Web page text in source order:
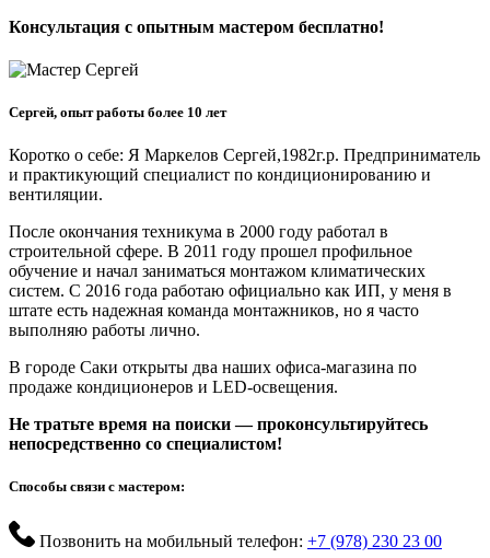
Консультация с опытным мастером бесплатно!
Сергей, опыт работы более 10 лет
Коротко о себе: Я Маркелов Сергей,1982г.р. Предприниматель
и практикующий специалист по кондиционированию и
вентиляции.
После окончания техникума в 2000 году работал в
строительной сфере. В 2011 году прошел профильное
обучение и начал заниматься монтажом климатических
систем. С 2016 года работаю официально как ИП, у меня в
штате есть надежная команда монтажников, но я часто
выполняю работы лично.
В городе Саки открыты два наших офиса-магазина по
продаже кондиционеров и LED-освещения.
Не тратьте время на поиски — проконсультируйтесь
непосредственно со специалистом!
Способы связи с мастером:
Позвонить на мобильный телефон: +7 (978) 230 23 00